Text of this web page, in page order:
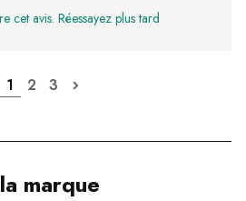
cet avis. Réessayez plus tard
1 2 3
marque